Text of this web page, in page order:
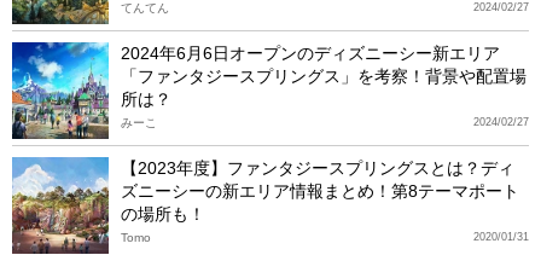
2024/02/27
てんてん
2024年6月6日オープンのディズニーシー新エリア
「ファンタジースプリングス」を考察！背景や配置場
所は？
2024/02/27
みーこ
【2023年度】ファンタジースプリングスとは？ディ
ズニーシーの新エリア情報まとめ！第8テーマポート
の場所も！
2020/01/31
Tomo